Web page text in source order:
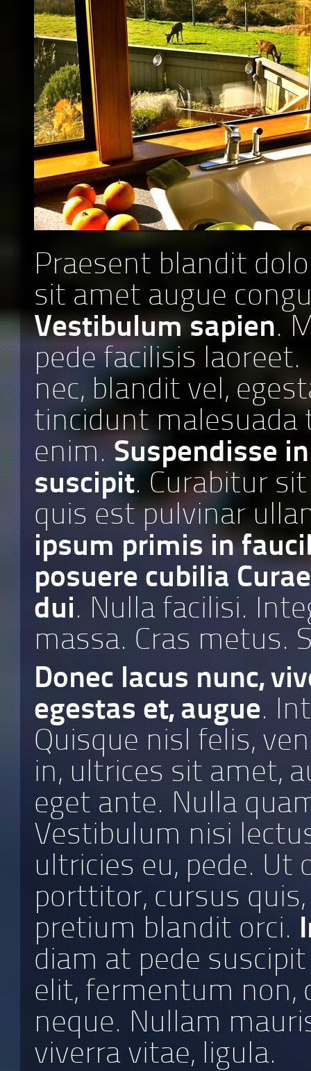
Praesent blandit
sit amet augue
Vestibulum sapien.
pede facilisis laoreet.
nec, blandit vel,
tincidunt malesuada
enim.Suspendisse
suscipit. Curabitur
quis est pulvinar
ipsum primis in
posuere cubilia
dui. Nulla facilisi.
massa. Cras metus.
Donec lacus nunc,
egestas et, augue.
Quisque nisl felis,
in, ultrices sit amet,
eget ante. Nulla
Vestibulum nisi
ultricies eu, pede. Ut
porttitor, cursus
pretium blandit orci.
diam at pede
elit, fermentum non,
neque. Nullam
viverra vitae, ligula.